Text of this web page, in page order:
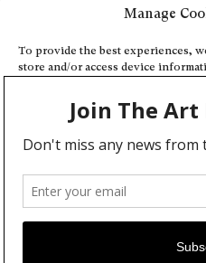
Manage
To provide the best experiences,
store and/or access device
or unique IDs on this site. Not
may adversely affect certain
View
Accueil
Événements
À propos
Partenaires
Contact
Conditions générales
Confidentialité et cookies
Communiquer votre